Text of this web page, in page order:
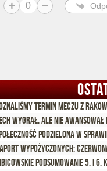
0
termin meczu z
wygrał, ale nie awansował
wypożyczonych:
podsumowanie 5. i